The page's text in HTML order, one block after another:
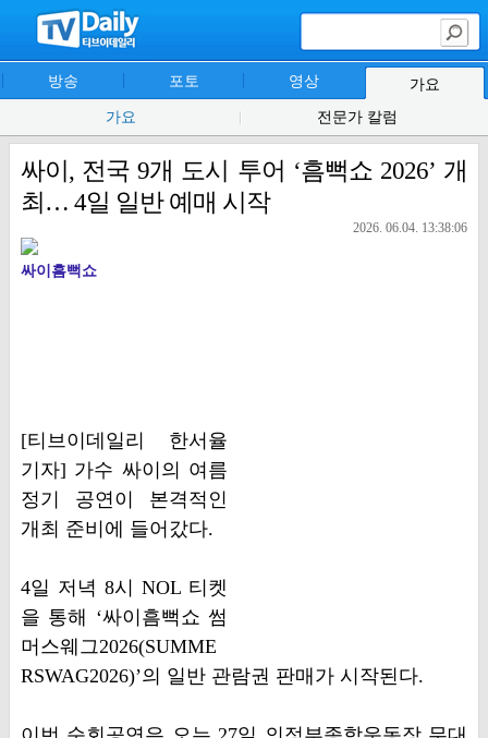
방송 포토 영상
가요
가요
전문가 칼럼
싸이, 전국 9개 도시 투어 ‘흠뻑쇼 2026’ 개
최… 4일 일반 예매 시작
2026. 06.04. 13:38:06
싸이흠뻑쇼
[티브이데일리 한서율
기자] 가수 싸이의 여름
정기 공연이 본격적인
개최 준비에 들어갔다.
4일 저녁 8시 NOL 티켓
을 통해 ‘싸이흠뻑쇼 썸
머스웨그2026(SUMME
RSWAG2026)’의 일반 관람권 판매가 시작된다.